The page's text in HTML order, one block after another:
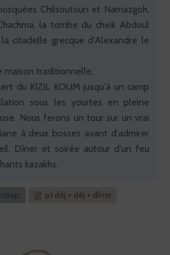
Chilsoutoun et Namazgoh,
la tombe du cheik Abdoul
citadelle grecque d’Alexandre le
maison traditionnelle.
du KIZIL KOUM jusqu'à un camp
sous les yourtes en pleine
Nous ferons un tour sur un vrai
à deux bosses avant d'admirer
Dîner et soirée autour d'un feu
kazakhs.
pt déj + déj + dîner